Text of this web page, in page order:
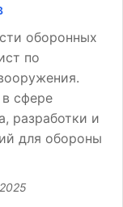
оборонных
по
сфере
разработки и
для обороны